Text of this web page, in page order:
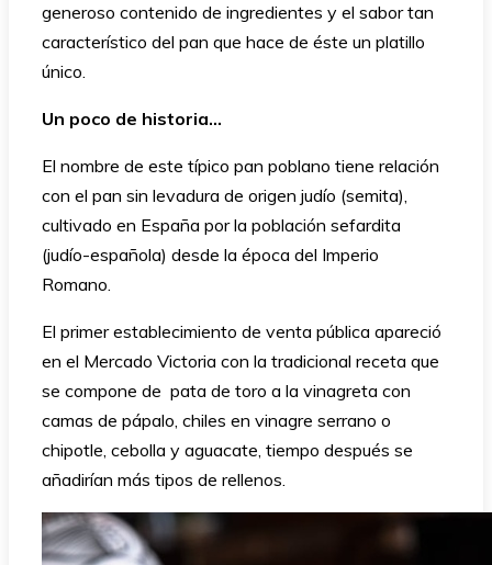
generoso contenido de ingredientes y el sabor tan
característico del pan que hace de éste un platillo
único.
Un poco de historia…
El nombre de este típico pan poblano tiene relación
con el pan sin levadura de origen judío (semita),
cultivado en España por la población sefardita
(judío-española) desde la época del Imperio
Romano.
El primer establecimiento de venta pública apareció
en el Mercado Victoria con la tradicional receta que
se compone de pata de toro a la vinagreta con
camas de pápalo, chiles en vinagre serrano o
chipotle, cebolla y aguacate, tiempo después se
añadirían más tipos de rellenos.